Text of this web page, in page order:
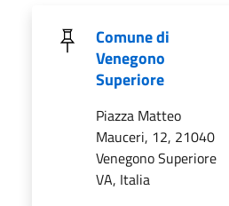
Comune di
Venegono
Superiore
Piazza Matteo
Mauceri, 12, 21040
Venegono Superiore
VA, Italia